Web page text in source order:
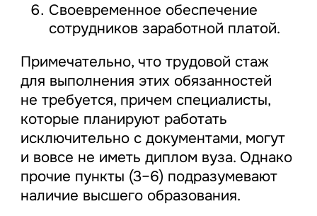
Своевременное обеспечение
сотрудников заработной платой.
Примечательно, что трудовой стаж
для выполнения этих обязанностей
не требуется, причем специалисты,
которые планируют работать
исключительно с документами, могут
и вовсе не иметь диплом вуза. Однако
прочие пункты (3–6) подразумевают
наличие высшего образования.